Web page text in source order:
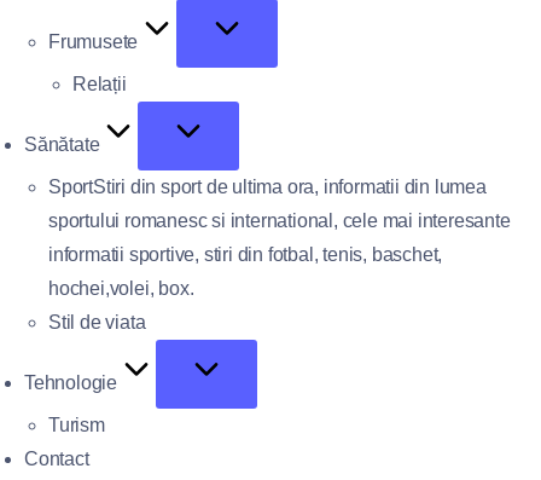
Frumusete
Relații
Sănătate
SportStiri din sport de ultima ora, informatii din lumea
sportului romanesc si international, cele mai interesante
informatii sportive, stiri din fotbal, tenis, baschet,
hochei,volei, box.
Stil de viata
Tehnologie
Turism
Contact